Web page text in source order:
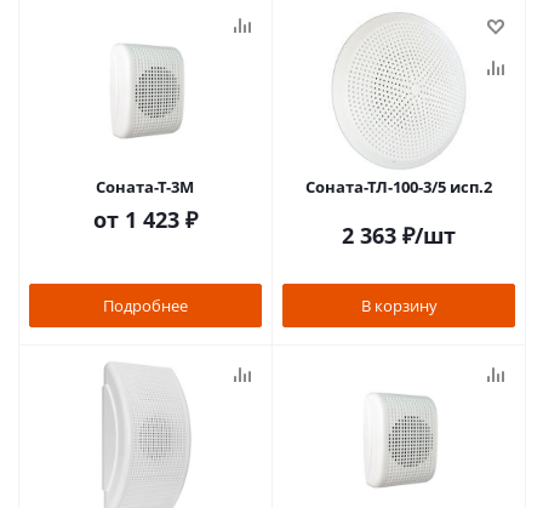
Соната-Т-3М
от 1 423 ₽
Подробнее
Соната-ТЛ-100-3/5 исп.2
2 363 ₽/шт
В корзину